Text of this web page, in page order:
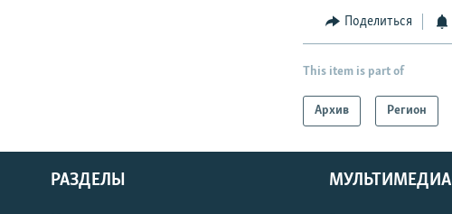
Поделиться
This item is part of
Архив Регион
РАЗДЕЛЫ МУЛЬТИМЕДИА